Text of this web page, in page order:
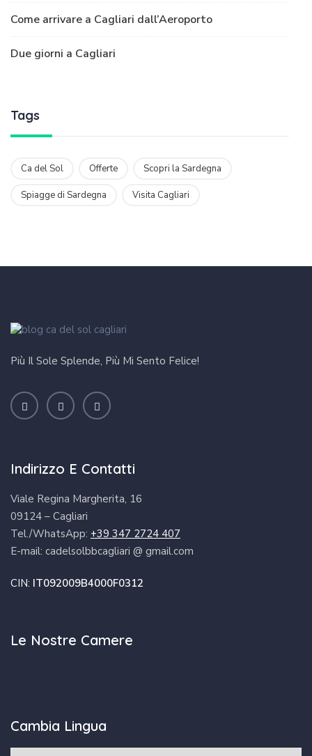
Come arrivare a Cagliari dall’Aeroporto
Due giorni a Cagliari
Tags
Ca del Sol Offerte Scopri la Sardegna
Spiagge di Sardegna Visita Cagliari
Più Il Sole Splende, Più Mi Sento Felice!
Indirizzo E Contatti
Viale Regina Margherita, 16
09124 – Cagliari
Tel./WhatsApp: +39 347 2724 407
E-mail: cadelsolbbcagliari @ gmail.com
CIN: IT092009B4000F0312
Le Nostre Camere
Cambia Lingua